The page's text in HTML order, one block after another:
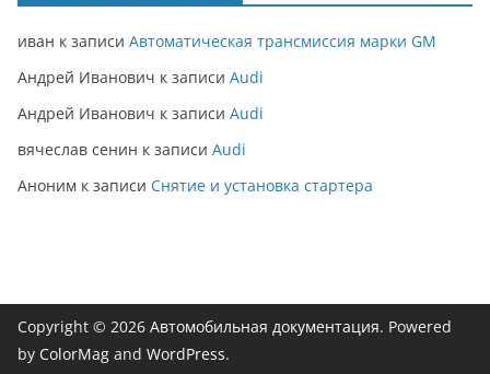
иван к записи Автоматическая трансмиссия марки GM
Андрей Иванович к записи Audi
Андрей Иванович к записи Audi
вячеслав сенин к записи Audi
Аноним к записи Снятие и установка стартера
Copyright © 2026 Автомобильная документация. Powered
by ColorMag and WordPress.